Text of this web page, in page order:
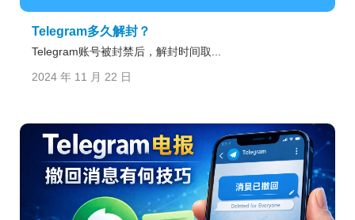
Telegram多久解封？
Telegram账号被封禁后，解封时间取...
2024 年 11 月 22 日